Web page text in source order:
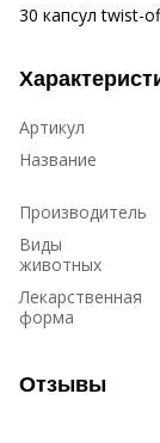
30 капсул twist-
Артикул
Название
Производитель
Виды
животных
Лекарственная
форма
Отзывы